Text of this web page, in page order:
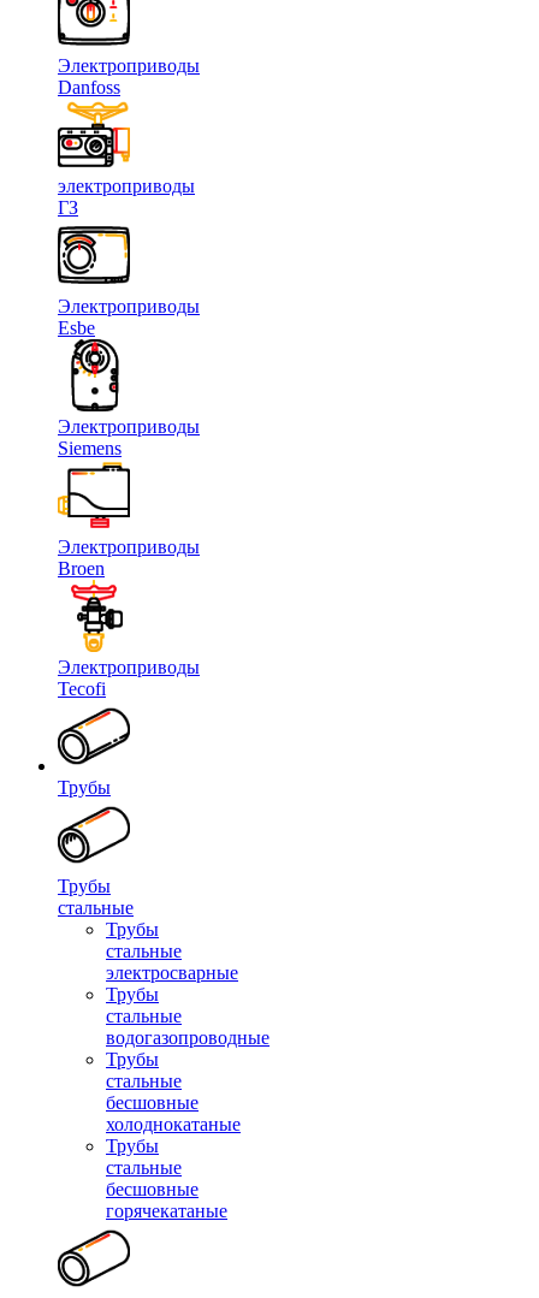
Электроприводы
Danfoss
электроприводы
ГЗ
Электроприводы
Esbe
Электроприводы
Siemens
Электроприводы
Broen
Электроприводы
Tecofi
Трубы
Трубы
стальные
Трубы
стальные
электросварные
Трубы
стальные
водогазопроводные
Трубы
стальные
бесшовные
холоднокатаные
Трубы
стальные
бесшовные
горячекатаные